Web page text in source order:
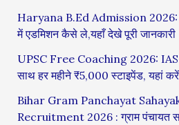
Haryana B.Ed Admission 2026:
में एडमिशन कैसे ले,यहाँ देखे पूरी जानकारी
UPSC Free Coaching 2026:
साथ हर महीने ₹5,000 स्टाइपेंड, यहां
Bihar Gram Panchayat
Recruitment 2026 : ग्राम पंचायत